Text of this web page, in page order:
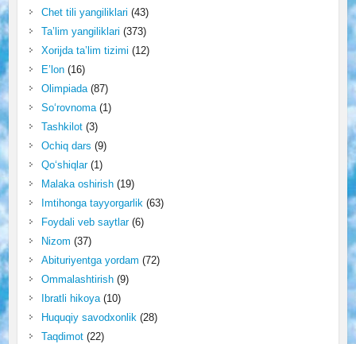
Chet tili yangiliklari (43)
Ta’lim yangiliklari (373)
Xorijda ta’lim tizimi (12)
E’lon(16)
Olimpiada(87)
So‘rovnoma(1)
Tashkilot(3)
Ochiq dars (9)
Qo‘shiqlar(1)
Malaka oshirish(19)
Imtihonga tayyorgarlik (63)
Foydali veb saytlar(6)
Nizom (37)
Abituriyentga yordam (72)
Ommalashtirish(9)
Ibratli hikoya(10)
Huquqiy savodxonlik (28)
Taqdimot(22)